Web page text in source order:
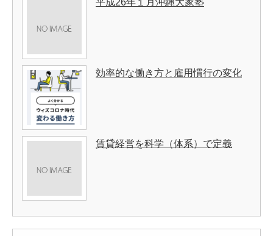
平成26年１月沖縄大家塾
効率的な働き方と雇用慣行の変化
賃貸経営を科学（体系）で定義